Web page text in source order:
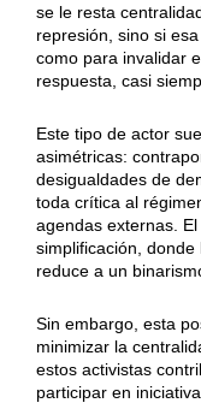
se le resta
represión, sino si
como para invalidar
respuesta, casi
Este tipo de actor
asimétricas:
desigualdades de
toda crítica al
agendas externas.
simplificación,
reduce a un
Sin embargo, esta
minimizar la
estos activistas
participar en